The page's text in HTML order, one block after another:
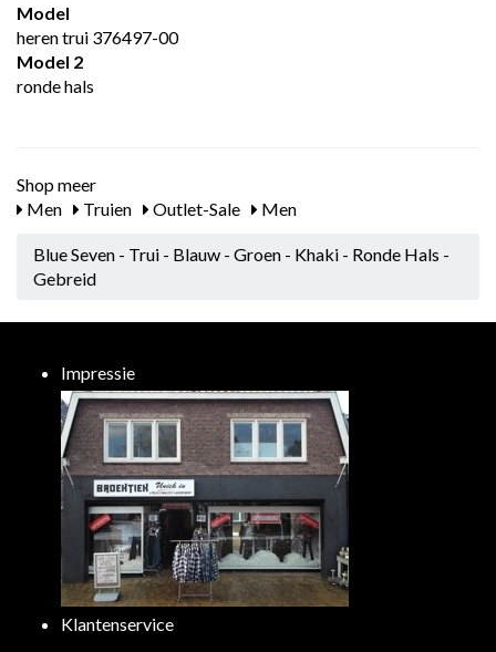
Model
heren trui 376497-00
Model 2
ronde hals
Shop meer
Men
Truien Outlet-Sale Men
Blue Seven - Trui - Blauw - Groen - Khaki - Ronde Hals -
Gebreid
Impressie
Klantenservice